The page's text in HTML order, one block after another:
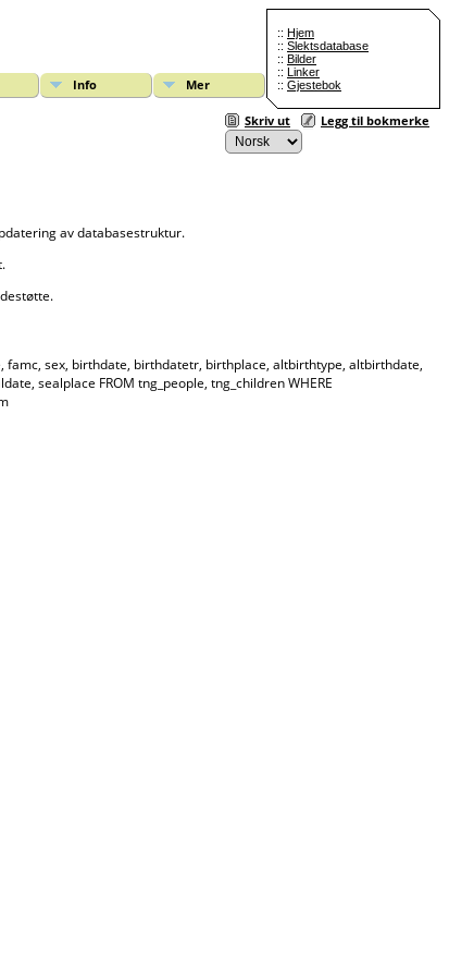
:: Hjem
:: Slektsdatabase
:: Bilder
:: Linker
:: Gjestebok
Info Mer
Skriv ut Legg til bokmerke
av databasestruktur.
famc, sex, birthdate, birthdatetr, birthplace, altbirthtype, altbirthdate,
sealplace FROM tng_people, tng_children WHERE